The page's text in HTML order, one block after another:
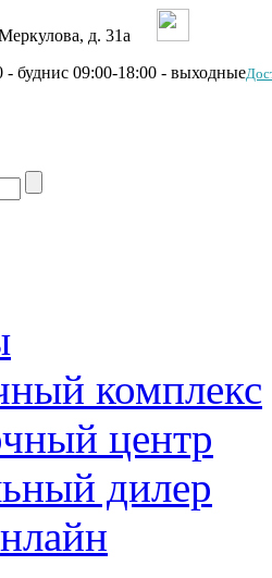
д. 31а
- буднис 09:00-18:00 - выходные
комплекс
центр
дилер